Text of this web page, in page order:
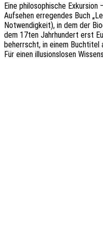
Eine philo­so­phi­sche
Aufse­hen erre­gen­des Buch
Notwen­dig­keit), in dem der
dem 17ten Jahr­hun­dert erst
beherrscht, in einem Buch­ti­tel
Für einen illu­si­ons­lo­sen